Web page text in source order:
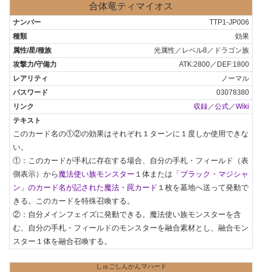
合体竜ティマイオス
TTP1-JP006
効果
光属性／レベル8／ドラゴン族
ATK:2800／DEF:1800
ノーマル
03078380
収録 ／公式 ／Wiki
このカード名の①②の効果はそれぞれ１ターンに１度しか使用できな
い。
①：このカードが手札に存在する場合、自分の手札・フィールド（表
側表示）から 魔法使い族モンスター １体または 「ブラック・マジシャ
ン」のカード名が記された魔法・罠カード １枚を墓地へ送って発動で
きる。このカードを特殊召喚する。
②：自分メインフェイズに発動できる。魔法使い族モンスターを含
む、自分の手札・フィールドのモンスターを融合素材とし、融合モン
スター１体を融合召喚する。
しゅごしんかんマハード